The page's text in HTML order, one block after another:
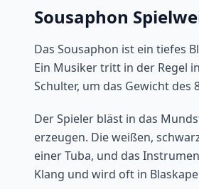
Sousaphon
Das Sousaphon ist ein tiefes
Ein Musiker tritt in der Regel
Schulter, um das Gewicht
Der Spieler bläst in das
erzeugen. Die weißen,
einer Tuba, und das
Klang und wird oft in